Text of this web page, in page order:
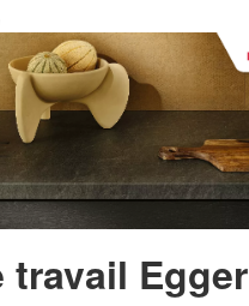
travail Egger